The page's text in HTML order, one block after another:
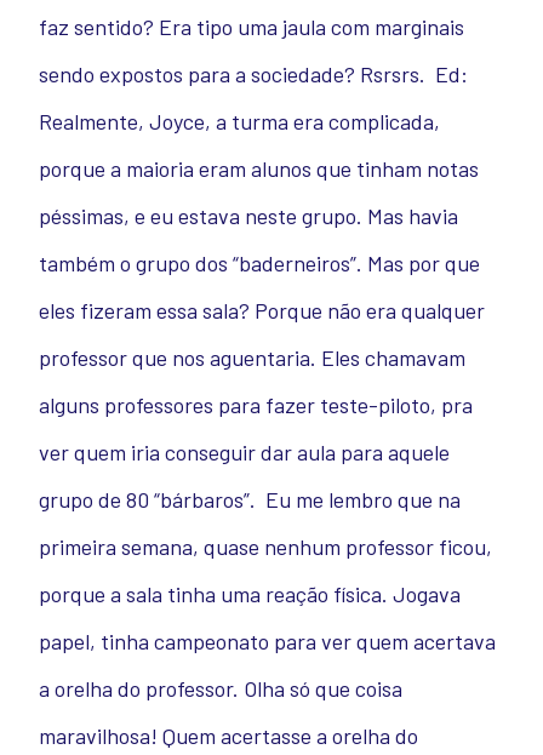
faz sentido? Era tipo uma jaula com marginais
sendo expostos para a sociedade? Rsrsrs. Ed:
Realmente, Joyce, a turma era complicada,
porque a maioria eram alunos que tinham notas
péssimas, e eu estava neste grupo. Mas havia
também o grupo dos “baderneiros”. Mas por que
eles fizeram essa sala? Porque não era qualquer
professor que nos aguentaria. Eles chamavam
alguns professores para fazer teste-piloto, pra
ver quem iria conseguir dar aula para aquele
grupo de 80 “bárbaros”. Eu me lembro que na
primeira semana, quase nenhum professor ficou,
porque a sala tinha uma reação física. Jogava
papel, tinha campeonato para ver quem acertava
a orelha do professor. Olha só que coisa
maravilhosa! Quem acertasse a orelha do